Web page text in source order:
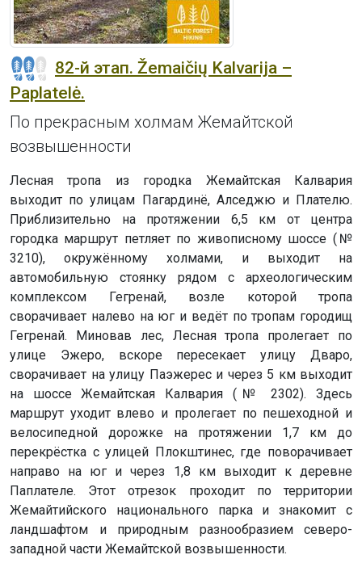
82-й этап. Žemaičių Kalvarija –
Paplatelė.
По прекрасным холмам Жемайтской
возвышенности
Лесная тропа из городка Жемайтская Калвария
выходит по улицам Пагардинё, Алседжю и Плателю.
Приблизительно на протяжении 6,5 км от центра
городка маршрут петляет по живописному шоссе (№
3210), окружённому холмами, и выходит на
автомобильную стоянку рядом с археологическим
комплексом Гегренай, возле которой тропа
сворачивает налево на юг и ведёт по тропам городищ
Гегренай. Миновав лес, Лесная тропа пролегает по
улице Эжеро, вскоре пересекает улицу Дваро,
сворачивает на улицу Паэжерес и через 5 км выходит
на шоссе Жемайтская Калвария (№ 2302). Здесь
маршрут уходит влево и пролегает по пешеходной и
велосипедной дорожке на протяжении 1,7 км до
перекрёстка с улицей Плокштинес, где поворачивает
направо на юг и через 1,8 км выходит к деревне
Паплателе. Этот отрезок проходит по территории
Жемайтийского национального парка и знакомит с
ландшафтом и природным разнообразием северо-
западной части Жемайтской возвышенности.